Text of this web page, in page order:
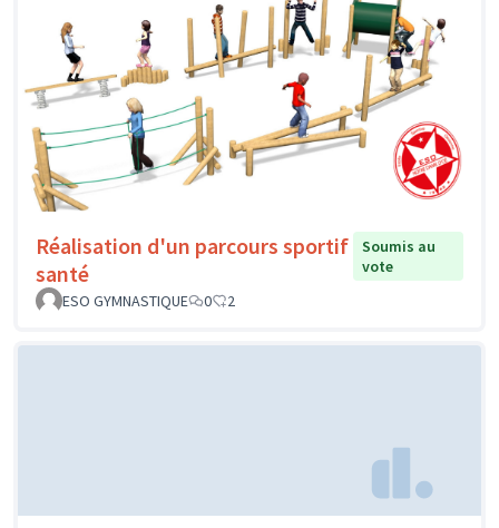
Réalisation d'un parcours sportif
santé
Soumis au
vote
ESO GYMNASTIQUE
0 2